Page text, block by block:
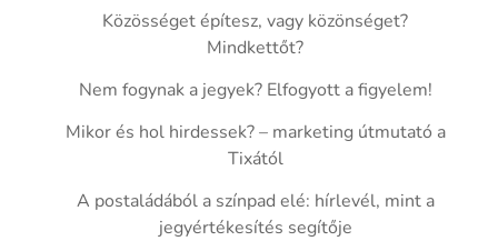
Közösséget építesz, vagy közönséget?
Mindkettőt?
Nem fogynak a jegyek? Elfogyott a figyelem!
Mikor és hol hirdessek? – marketing útmutató a
Tixától
A postaládából a színpad elé: hírlevél, mint a
jegyértékesítés segítője